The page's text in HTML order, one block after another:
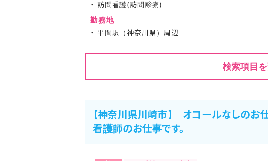
訪問看護(訪問診療)
勤務地
平間駅（神奈川県）周辺
検索項目
【神奈川県川崎市】 オコールなしのお
看護師のお仕事です。